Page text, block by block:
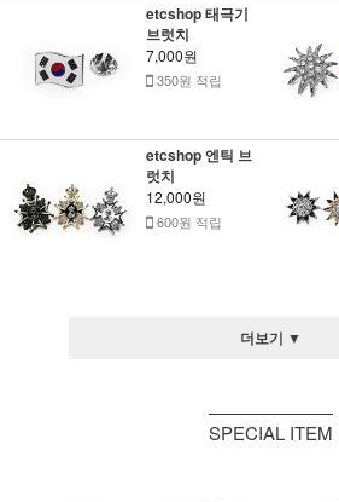
etcshop 태극기
브럿치
7,000원
350원 적립
etcshop 엔틱 브
럿치
12,000원
600원 적립
더보기 ▼
SPECIAL ITEM